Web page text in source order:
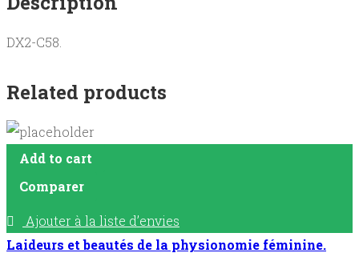
messager
sagesse
et
d'espérance
DX2-C58.
Related products
Add to cart
Comparer
Ajouter à la liste d’envies
Laideurs et beautés de la physionomie féminine.